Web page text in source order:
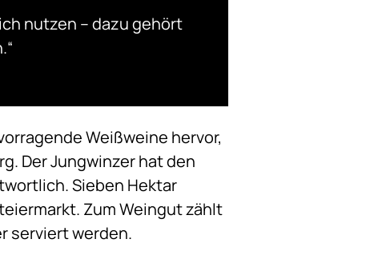
nutzen – dazu gehört
Weißweine hervor,
Der Jungwinzer hat den
Sieben Hektar
Zum Weingut zählt
serviert werden.